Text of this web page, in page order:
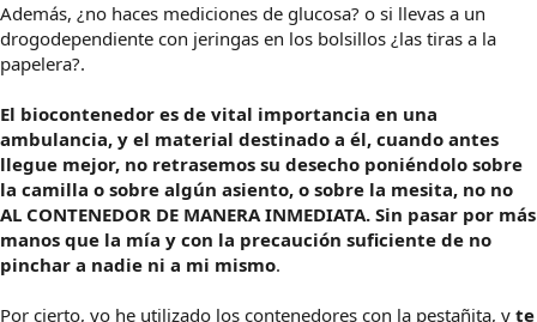
Además, ¿no haces mediciones de glucosa? o si llevas a un
drogodependiente con jeringas en los bolsillos ¿las tiras a la
papelera?.
El biocontenedor es de vital importancia en una
ambulancia, y el material destinado a él, cuando antes
llegue mejor, no retrasemos su desecho poniéndolo sobre
la camilla o sobre algún asiento, o sobre la mesita, no no
AL CONTENEDOR DE MANERA INMEDIATA. Sin pasar por más
manos que la mía y con la precaución suficiente de no
pinchar a nadie ni a mi mismo.
Por cierto, yo he utilizado los contenedores con la pestañita, y te